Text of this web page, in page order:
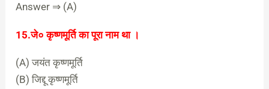
Answer ⇒ (A)
15.जे० कृष्णमूर्ति का पूरा नाम था ।
(A) जयंत कृष्णमूर्ति
(B) जिद्दू कृष्णमूर्ति